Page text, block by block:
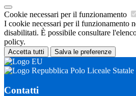
Cookie necessari per il funzionamento
I cookie necessari per il funzionamento
disabilitati. È possibile consultare
policy.
Accetta tutti Salva le preferenze
Polo Liceale
Contatti